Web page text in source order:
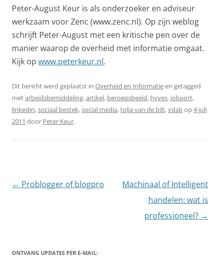
Peter-August Keur is als onderzoeker en adviseur
werkzaam voor Zenc (www.zenc.nl). Op zijn weblog
schrijft Peter-August met een kritische pen over de
manier waarop de overheid met informatie omgaat.
Kijk op www.peterkeur.nl.
Dit bericht werd geplaatst in Overheid en Informatieen getagged
metarbeidsbemiddeling,artikel, beroepsbeeld, hyves, jobport,
linkedin,sociaal bestek,social media,tolja van de bilt,vdabop4 juli
2011 door Peter Keur.
Berichtnavigatie
← Problogger of blogpro
Machinaal of Intelligent
handelen: wat is
professioneel? →
ONTVANG UPDATES PER E-MAIL: